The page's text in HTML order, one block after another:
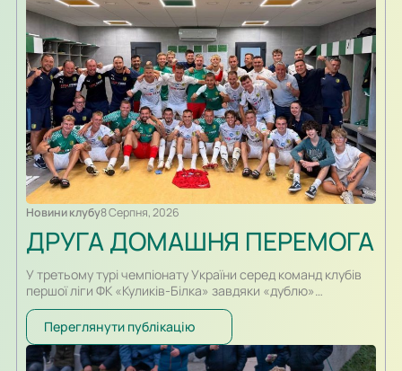
Новини клубу8 Серпня, 2026
ДРУГА ДОМАШНЯ ПЕРЕМОГА
У третьому турі чемпіонату України серед команд клубів
першої ліги ФК «Куликів-Білка» завдяки «дублю»
Владислава Семотюка з рахунком 2:1 на стадіоні «Арена
Куликів» здолав «Прикарпаття-Благо» Івано-Франківськ.
В перші хвилини гри більш активними виглядали гості, які
більше перебували з м’ячем і намагалися знайти шлях до
Переглянути публікацію